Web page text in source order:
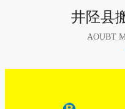
井陉县
AOUBT